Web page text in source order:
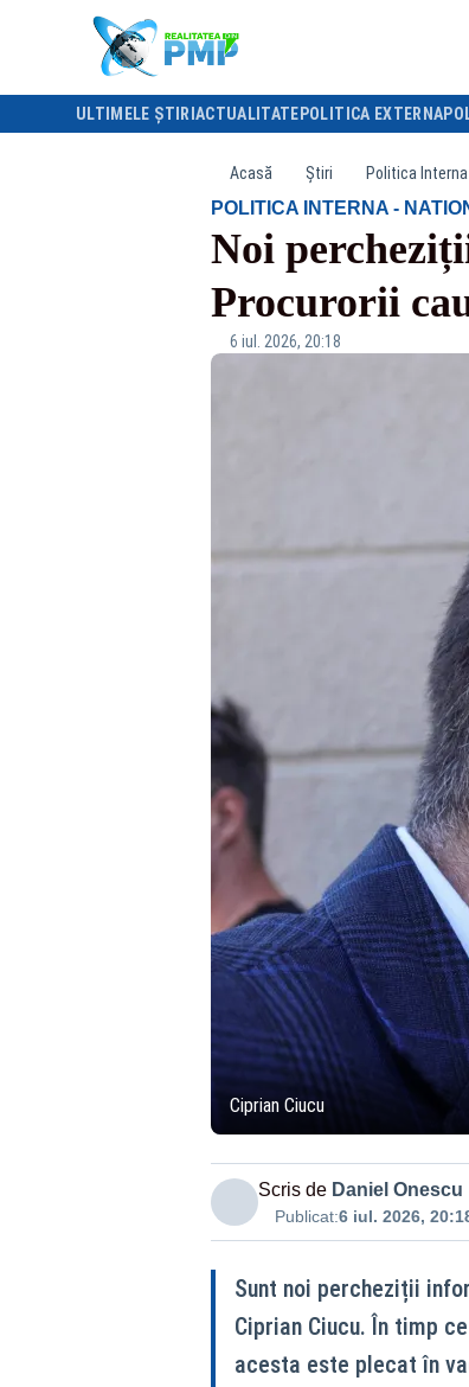
ULTIMELE ȘTIRI ACTUALITATE POLITICA EXTERNA
Acasă Știri Politica
POLITICA INTERNA -
Noi
Procurorii
6 iul. 2026, 20:18
Ciprian Ciucu
Scris de Daniel Onescu
Publicat:6 iul. 2026,
Sunt noi percheziții
Ciprian Ciucu. În timp
acesta este plecat în